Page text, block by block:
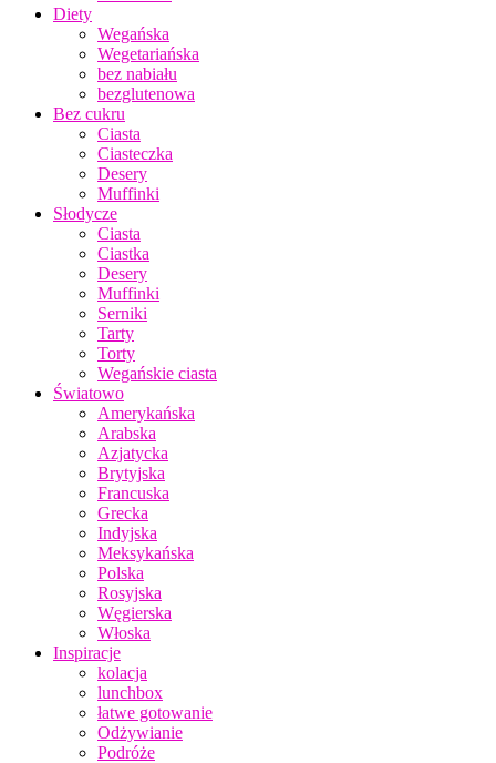
Diety
Wegańska
Wegetariańska
bez nabiału
bezglutenowa
Bez cukru
Ciasta
Ciasteczka
Desery
Muffinki
Słodycze
Ciasta
Ciastka
Desery
Muffinki
Serniki
Tarty
Torty
Wegańskie ciasta
Światowo
Amerykańska
Arabska
Azjatycka
Brytyjska
Francuska
Grecka
Indyjska
Meksykańska
Polska
Rosyjska
Węgierska
Włoska
Inspiracje
kolacja
lunchbox
łatwe gotowanie
Odżywianie
Podróże